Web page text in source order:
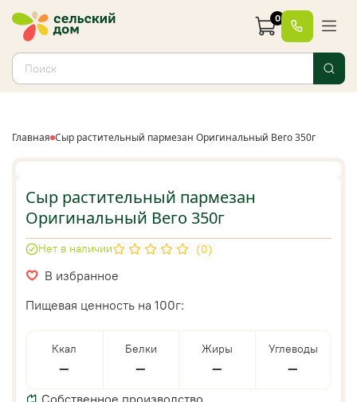
0
Главная Сыр растительный пармезан Оригинальный Вего 350г
Сыр растительный пармезан
Оригинальный Вего 350г
(0)
В избранное
Нет в наличии
Пищевая ценность на 100г:
Ккал
—
Белки
—
Жиры
—
Углеводы
—
Собственное производство